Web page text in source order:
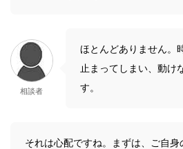
相談者
ほとんどありません。
止まってしまい、動け
す。
それは心配ですね。まずは、ご自身